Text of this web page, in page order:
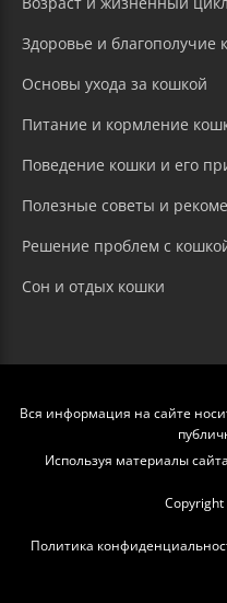
Здоровье и благополучие
Основы ухода за кошкой
Питание и кормление
Поведение кошки и его
Полезные советы и
Решение проблем с
Сон и отдых кошки
Вся информация на сайте
Используя материалы
Copyright
Политика